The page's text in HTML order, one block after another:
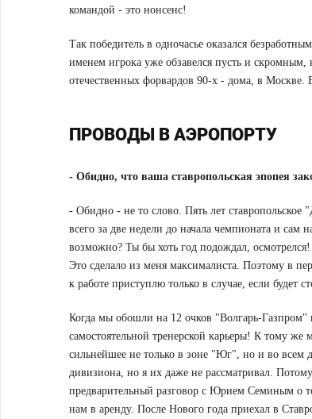
командой - это нонсенс!
Так победитель в одночасье оказался
именем игрока уже обзавелся пусть и
отечественных форвардов 90-х - дома, в Москве.
ПРОВОДЫ В АЭРОПОРТУ
- Обидно, что ваша ставропольская эпопея
- Обидно - не то слово. Пять лет
всего за две недели до начала чемпионата и сам
возможно? Ты бы хоть год подождал,
Это сделало из меня максималиста. Поэтому в
к работе приступлю только в случае, если будет
Когда мы обошли на 12 очков "Волгарь-Газпром"
самостоятельной тренерской карьеры! К тому
сильнейшее не только в зоне "Юг", но и во всем
дивизиона, но я их даже не рассматривал.
предварительный разговор с Юрием Семиным о
нам в аренду. После Нового года приехал в